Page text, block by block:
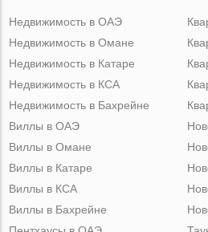
Недвижимость в ОАЭ
Недвижимость в Омане
Недвижимость в Катаре
Недвижимость в КСА
Недвижимость в Бахрейне
Виллы в ОАЭ
Виллы в Омане
Виллы в Катаре
Виллы в КСА
Виллы в Бахрейне